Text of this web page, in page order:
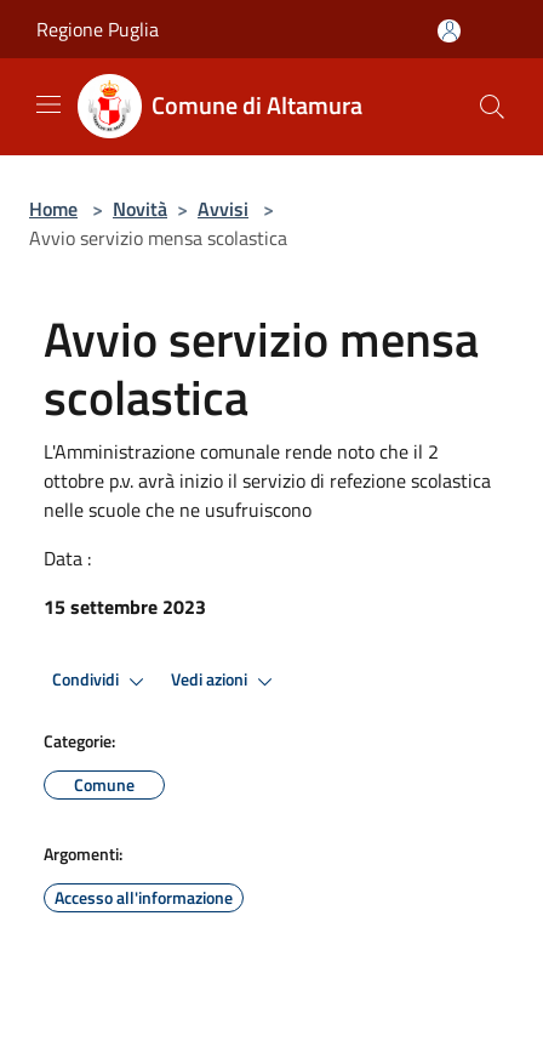
Regione Puglia
Comune di Altamura
Home > Novità > Avvisi >
Avvio servizio mensa scolastica
Avvio servizio mensa
scolastica
L'Amministrazione comunale rende noto che il 2
ottobre p.v. avrà inizio il servizio di refezione scolastica
nelle scuole che ne usufruiscono
Data :
15 settembre 2023
Condividi Vedi azioni
Categorie:
Comune
Argomenti:
Accesso all'informazione